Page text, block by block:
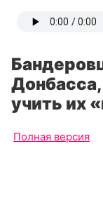
учить их
Полная версия